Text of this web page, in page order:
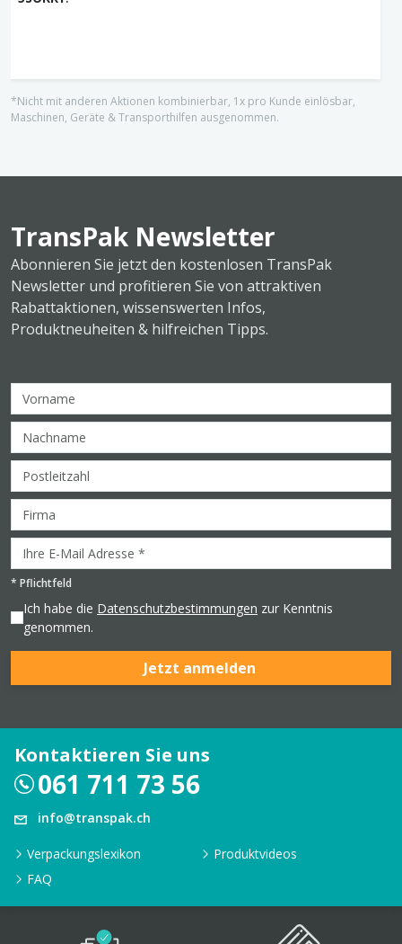
*Nicht mit anderen Aktionen kombinierbar, 1x pro Kunde einlösbar,
Maschinen, Geräte & Transporthilfen ausgenommen.
TransPak Newsletter
Abonnieren Sie jetzt den kostenlosen TransPak
Newsletter und profitieren Sie von attraktiven
Rabattaktionen, wissenswerten Infos,
Produktneuheiten & hilfreichen Tipps.
* Pflichtfeld
Ich habe die Datenschutzbestimmungen zur Kenntnis
genommen.
Jetzt anmelden
Kontaktieren Sie uns
061 711 73 56
info@transpak.ch
Verpackungslexikon
Produktvideos
FAQ